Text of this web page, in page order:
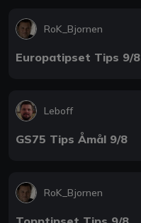
RoK_Bjornen
Europatipset Tips 9/8
Leboff
GS75 Tips Åmål 9/8
RoK_Bjornen